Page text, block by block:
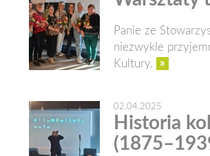
Panie ze
niezwykle
Kultury.
»
02.04.2025
Historia